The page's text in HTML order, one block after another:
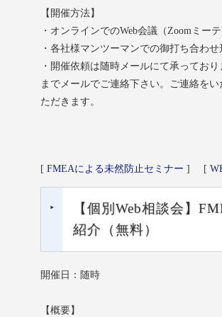
【開催方法】
・オンラインでのWeb会議（Zoomミー
・各社様マンツーマンでの御打ち合わ
・開催依頼は随時メールにて承ってお
までメールでご連絡下さい。ご連絡を
ただきます。
[ FMEAによる未然防止セミナー ] [
【個別Web相談会】
紹介（無料）
開催日：随時
【概要】